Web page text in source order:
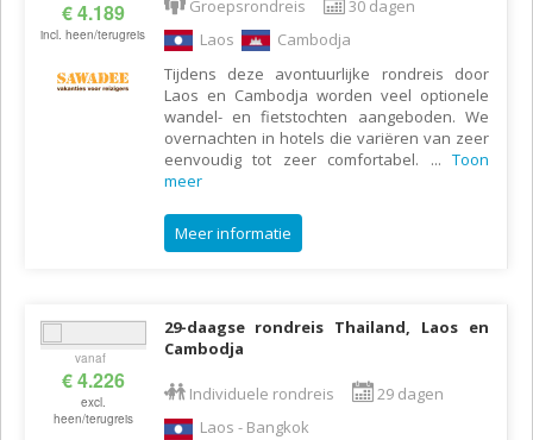
€ 4.189
incl. heen/terugreis
Groepsrondreis
30 dagen
Laos
Cambodja
Tijdens deze avontuurlijke rondreis door
Laos en Cambodja worden veel optionele
wandel- en fietstochten aangeboden. We
overnachten in hotels die variëren van zeer
eenvoudig tot zeer comfortabel. ... Toon
meer
Meer informatie
vanaf
€ 4.226
excl.
heen/terugreis
29-daagse rondreis Thailand, Laos en
Cambodja
Individuele rondreis
29 dagen
Laos - Bangkok